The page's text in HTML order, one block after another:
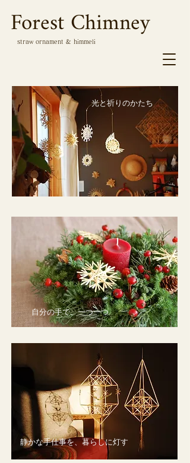
Forest Chimney
straw ornament & himmeli
光と祈りのかたち
自分の手で、一つ一つ
​静かな手仕事を、暮らしに灯す